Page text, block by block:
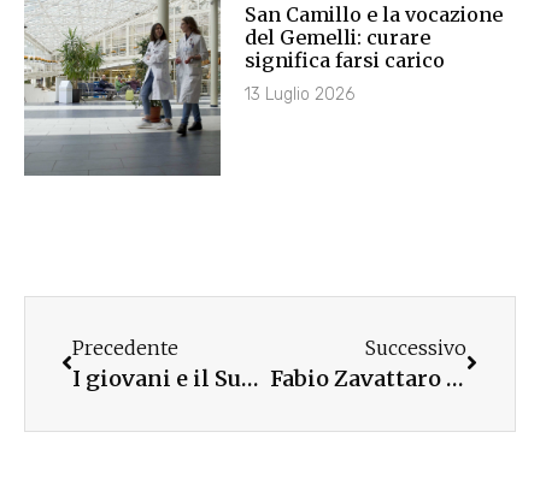
San Camillo e la vocazione
del Gemelli: curare
significa farsi carico
13 Luglio 2026
Precedente
I giovani e il Sud. A Palermo i dati del Rapporto Giovani
Successivo
Fabio Zavattaro a Maglie (LE) con Amici e Delegati UC